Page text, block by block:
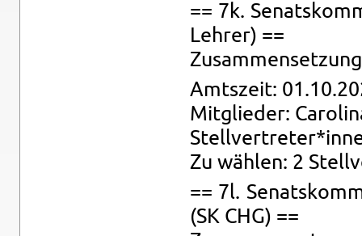
== 7k.
Leh­rer) ==
Amts­zeit:
Mit­glie­der:
Zu wäh­len: 2
== 7l.
(SK CHG) ==